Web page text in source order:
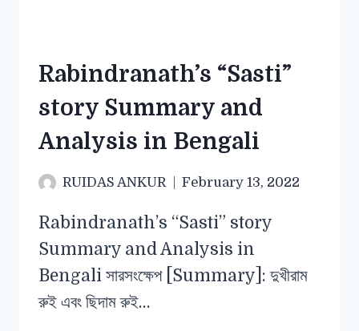
Rabindranath’s “Sasti”
story Summary and
Analysis in Bengali
RUIDAS ANKUR February 13, 2022
Rabindranath’s “Sasti” story
Summary and Analysis in
Bengali সারসংক্ষেপ [Summary]: দুখীরাম
রুই এবং ছিদাম রুই…